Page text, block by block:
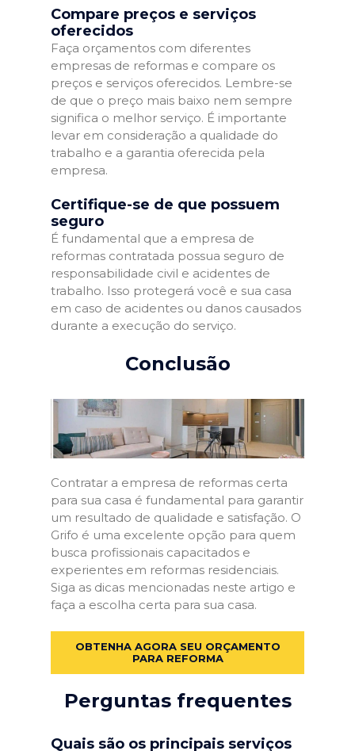
Compare preços e serviços
oferecidos
Faça orçamentos com diferentes
empresas de reformas e compare os
preços e serviços oferecidos. Lembre-se
de que o preço mais baixo nem sempre
significa o melhor serviço. É importante
levar em consideração a qualidade do
trabalho e a garantia oferecida pela
empresa.
Certifique-se de que possuem
seguro
É fundamental que a empresa de
reformas contratada possua seguro de
responsabilidade civil e acidentes de
trabalho. Isso protegerá você e sua casa
em caso de acidentes ou danos causados
durante a execução do serviço.
Conclusão
Contratar a empresa de reformas certa
para sua casa é fundamental para garantir
um resultado de qualidade e satisfação. O
Grifo é uma excelente opção para quem
busca profissionais capacitados e
experientes em reformas residenciais.
Siga as dicas mencionadas neste artigo e
faça a escolha certa para sua casa.
OBTENHA AGORA SEU ORÇAMENTO
PARA REFORMA
Perguntas frequentes
Quais são os principais serviços